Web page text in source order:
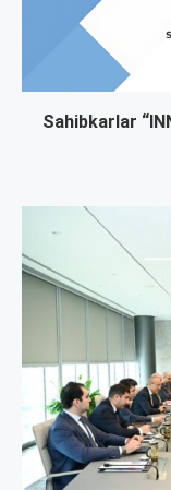
Sahibkarlar